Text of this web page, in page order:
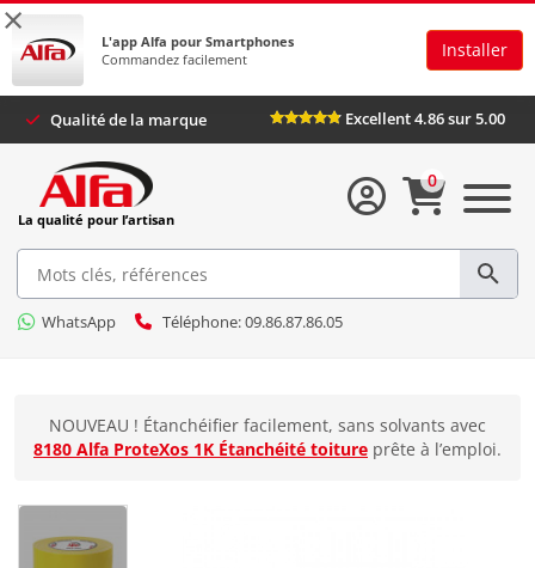
×
L'app Alfa pour Smartphones
Commandez facilement
Installer
Qualité de la marque Excellent 4.86 sur 5.00
La qualité pour l’artisan
WhatsApp Téléphone: 09.86.87.86.05
0
NOUVEAU ! Étanchéifier facilement, sans solvants avec
8180 Alfa ProteXos 1K Étanchéité toiture prête à l’emploi.